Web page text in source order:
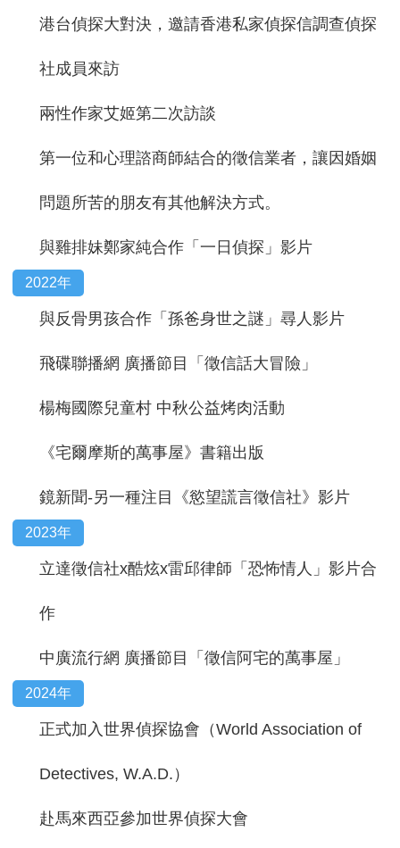
港台偵探大對決，邀請香港私家偵探信調查偵探
社成員來訪
兩性作家艾姬第二次訪談
第一位和心理諮商師結合的徵信業者，讓因婚姻
問題所苦的朋友有其他解決方式。
與雞排妹鄭家純合作「一日偵探」影片
2022年
與反骨男孩合作「孫爸身世之謎」尋人影片
飛碟聯播網 廣播節目「徵信話大冒險」
楊梅國際兒童村 中秋公益烤肉活動
《宅爾摩斯的萬事屋》書籍出版
鏡新聞-另一種注目《慾望謊言徵信社》影片
2023年
立達徵信社x酷炫x雷邱律師「恐怖情人」影片合
作
中廣流行網 廣播節目「徵信阿宅的萬事屋」
2024年
正式加入世界偵探協會（World Association of
Detectives, W.A.D.）
赴馬來西亞參加世界偵探大會